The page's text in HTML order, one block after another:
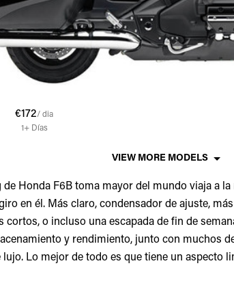
€172/ dia
1+ Días
VIEW MORE MODELS
de Honda F6B toma mayor del mundo viaja a
en él. Más claro, condensador de ajuste,
cortos, o incluso una escapada de fin de
y rendimiento, junto con muchos
Lo mejor de todo es que tiene un aspecto